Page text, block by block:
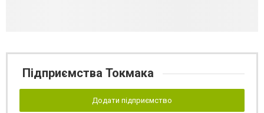
Підприємства Токмака
Додати підприємство